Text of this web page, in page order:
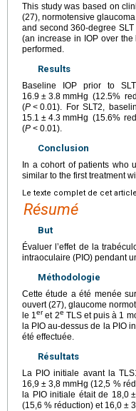
This study was based on
(27), normotensive
and second 360-degree
(an increase in IOP over
performed.
Results
Baseline IOP prior to
16.9 ± 3.8 mmHg (12.5%
(P < 0.01). For SLT2,
15.1 ± 4.3 mmHg (15.6%
(P < 0.01).
Conclusion
In a cohort of patients who
similar to the first treatment
Le texte complet de cet
Résumé
But
Évaluer l’effet de la
intraoculaire (PIO) pendant
Méthodologie
Cette étude a été menée
ouvert (27), glaucome
le 1eret 2e TLS et puis à 1
la PIO au-dessus de la PIO
été effectuée.
Résultats
La PIO initiale avant la
16,9 ± 3,8 mmHg (12,5 %
la PIO initiale était de 18,0 ±
(15,6 % réduction) et 16,0 ±